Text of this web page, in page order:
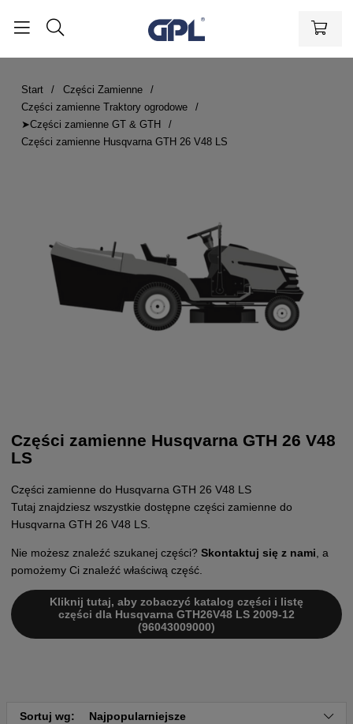
Start
Części Zamienne
Części zamienne Traktory ogrodowe
➤Części zamienne GT & GTH
Części zamienne Husqvarna GTH 26 V48 LS
Części zamienne Husqvarna GTH 26 V48
LS
Części zamienne do Husqvarna GTH 26 V48 LS
Tutaj znajdziesz wszystkie dostępne części zamienne do
Husqvarna GTH 26 V48 LS.
Nie możesz znaleźć szukanej części? Skontaktuj się z nami , a
pomożemy Ci znaleźć właściwą część.
Kliknij tutaj, aby zobaczyć katalog części i listę
części dla Husqvarna GTH26V48 LS 2009-12
(96043009000)
Sortuj wg: Najpopularniejsze